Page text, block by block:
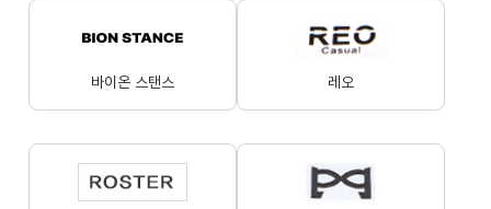
바이온 스탠스 레오